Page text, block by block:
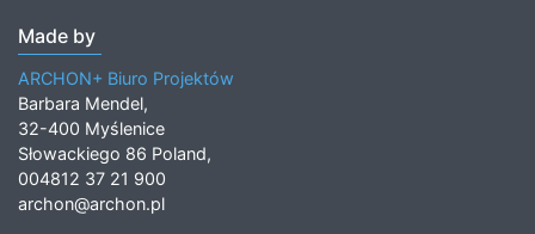
Made by
ARCHON+ Biuro Projektów
Barbara Mendel,
32-400 Myślenice
Słowackiego 86 Poland,
004812 37 21 900
archon@archon.pl